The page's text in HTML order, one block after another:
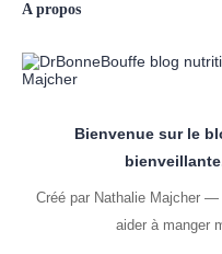
A propos
Bienvenue sur le
Créé par Nathalie Majcher
aider à manger